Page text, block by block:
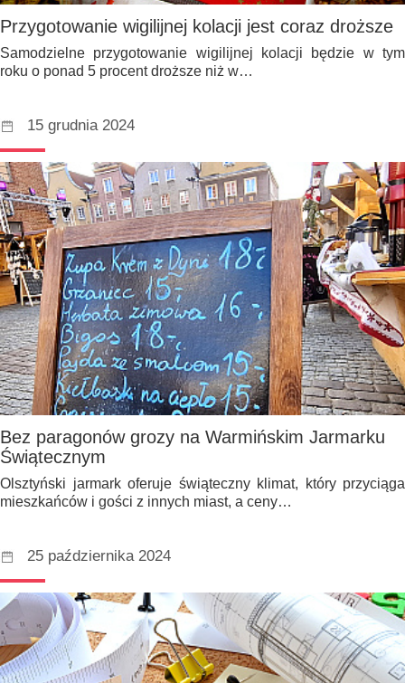
Przygotowanie wigilijnej kolacji jest coraz droższe
Samodzielne przygotowanie wigilijnej kolacji będzie w tym
roku o ponad 5 procent droższe niż w…
15 grudnia 2024
Bez paragonów grozy na Warmińskim Jarmarku
Świątecznym
Olsztyński jarmark oferuje świąteczny klimat, który przyciąga
mieszkańców i gości z innych miast, a ceny…
25 października 2024